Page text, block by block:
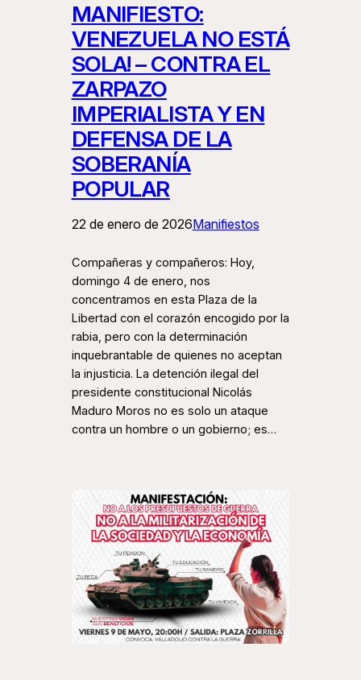
MANIFIESTO:
VENEZUELA NO ESTÁ
SOLA! – CONTRA EL
ZARPAZO
IMPERIALISTA Y EN
DEFENSA DE LA
SOBERANÍA
POPULAR
22 de enero de 2026Manifiestos
Compañeras y compañeros: Hoy,
domingo 4 de enero, nos
concentramos en esta Plaza de la
Libertad con el corazón encogido por la
rabia, pero con la determinación
inquebrantable de quienes no aceptan
la injusticia. La detención ilegal del
presidente constitucional Nicolás
Maduro Moros no es solo un ataque
contra un hombre o un gobierno; es…